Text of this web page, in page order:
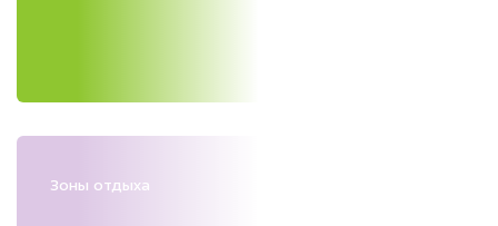
Зоны отдыха